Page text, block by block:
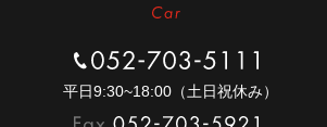
052-703-5111
平⽇9:30~18:00（⼟⽇祝休み）